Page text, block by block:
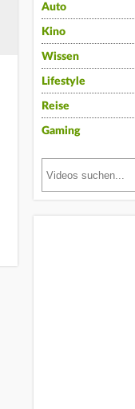
Auto
Kino
Wissen
Lifestyle
Reise
Gaming